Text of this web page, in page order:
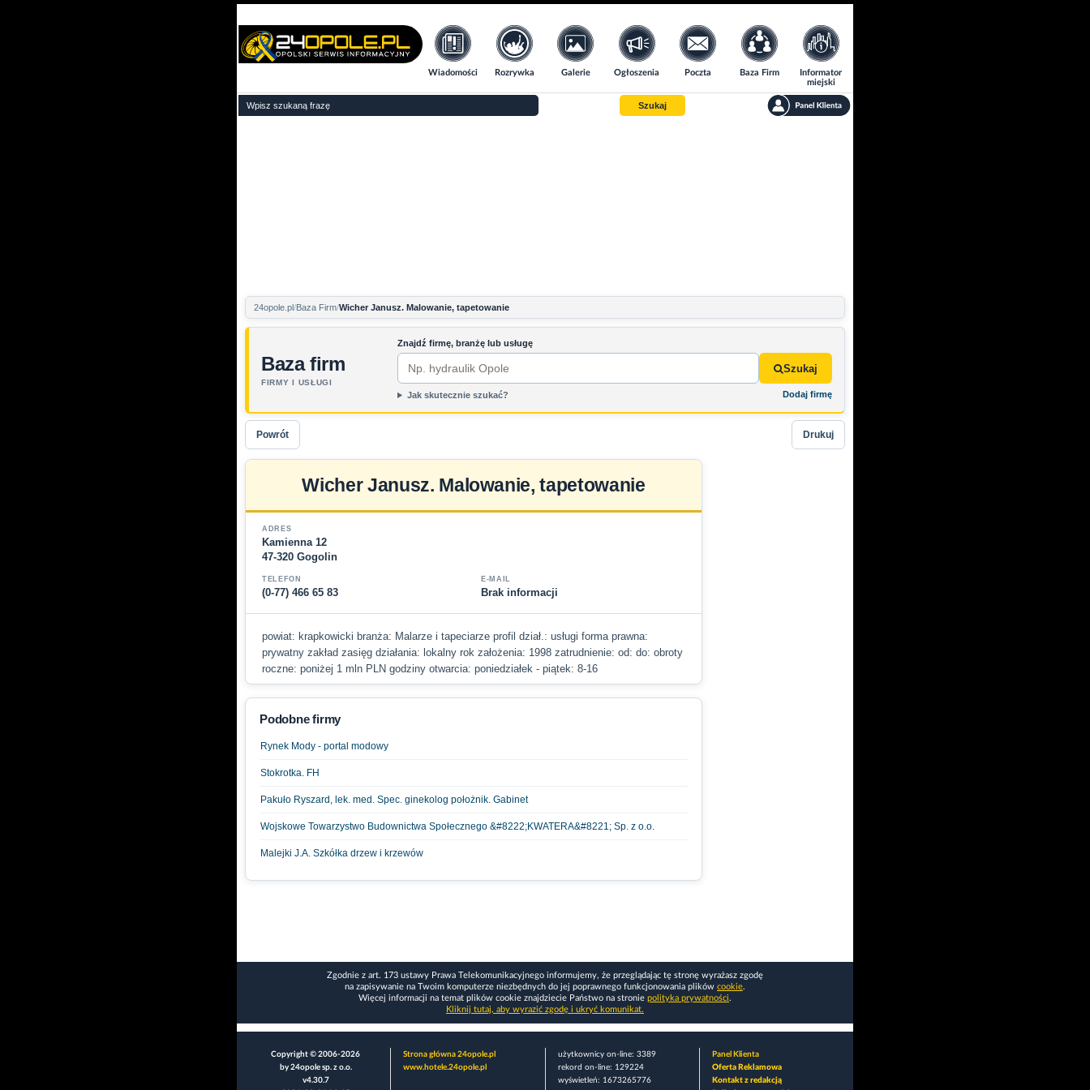
Wiadomości Rozrywka Galerie Ogłoszenia Poczta Baza Firm
Informator
miejski
Szukaj
24opole.pl Baza Firm Wicher Janusz. Malowanie, tapetowanie
Baza firm
FIRMY I USŁUGI
Znajdź firmę, branżę lub usługę
Szukaj
Jak skutecznie szukać? Dodaj firmę
Powrót Drukuj
Wicher Janusz. Malowanie, tapetowanie
ADRES
Kamienna 12
47-320 Gogolin
TELEFON
(0-77) 466 65 83
E-MAIL
Brak informacji
powiat: krapkowicki branża: Malarze i tapeciarze profil dział.: usługi forma prawna:
prywatny zakład zasięg działania: lokalny rok założenia: 1998 zatrudnienie: od: do: obroty
roczne: poniżej 1 mln PLN godziny otwarcia: poniedziałek - piątek: 8-16
Podobne firmy
Rynek Mody - portal modowy
Stokrotka. FH
Pakuło Ryszard, lek. med. Spec. ginekolog położnik. Gabinet
Wojskowe Towarzystwo Budownictwa Społecznego &#8222;KWATERA&#8221; Sp. z o.o.
Malejki J.A. Szkółka drzew i krzewów
Zgodnie z art. 173 ustawy Prawa Telekomunikacyjnego informujemy, że przeglądając tę stronę wyrażasz zgodę
na zapisywanie na Twoim komputerze niezbędnych do jej poprawnego funkcjonowania plików cookie.
Więcej informacji na temat plików cookie znajdziecie Państwo na stronie polityka prywatności.
Kliknij tutaj, aby wyrazić zgodę i ukryć komunikat.
Copyright © 2006-2026
by 24opole sp. z o.o.
v4.30.7
Strona główna 24opole.pl
www.hotele.24opole.pl
użytkownicy on-line: 3389
rekord on-line: 129224
wyświetleń: 1673265776
Panel Klienta
Oferta Reklamowa
Kontakt z redakcją